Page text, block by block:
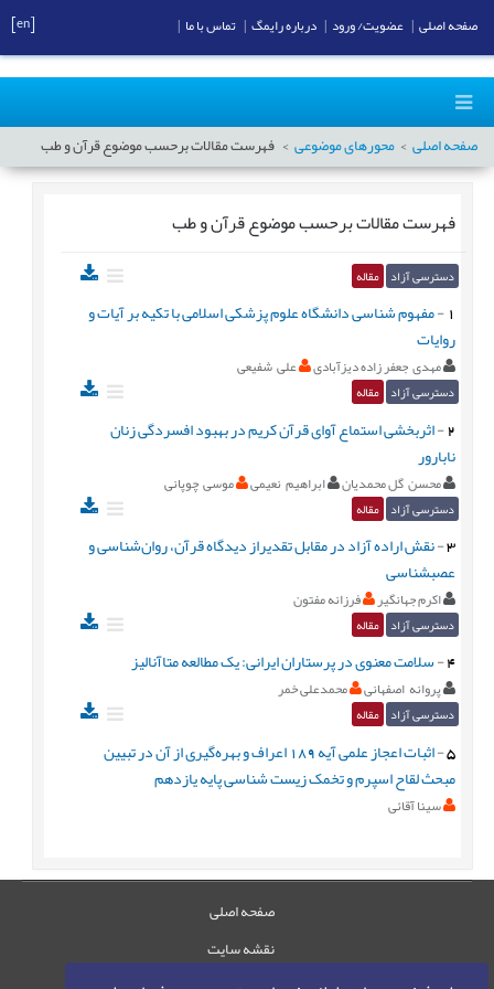
صفحه اصلی محورهای موضوعی فهرست مقالات برحسب موضوعقرآن و طب
فهرست مقالات برحسب موضوعقرآن و طب
دسترسی آزاد مقاله
-مفهوم شناسی دانشگاه علوم پزشکی اسلامی با تکیه بر آیات و
روایات
مهدی جعفر زاده دیزآبادی علی شفیعی
دسترسی آزاد مقاله
2
-اثربخشی استماع آوای قرآن کریم در بهبود افسردگی زنان
نابارور
محسن گل محمدیان ابراهیم نعیمی موسی چوپانی
دسترسی آزاد مقاله
3
-نقش اراده آزاد در مقابل تقديراز دیدگاه قرآن، روان‌شناسی و
عصب‏شناسی
اکرم جهانگیر فرزانه مفتون
دسترسی آزاد مقاله
4
-سلامت معنوی در پرستاران ایرانی: یک مطالعه متاآنالیز
پروانه اصفهانی محمدعلی خمر
دسترسی آزاد مقاله
5
-
اثبات اعجاز علمی آیه 189 اعراف و بهره‌گیری از آن در تبیین
مبحث لقاح اسپرم و تخمک زیست شناسی پایه یازدهم
سینا آقائی
صفحه اصلی
نقشه سایت
صفحه اصلی عضویت/ ورود درباره رایمگ تماس با ما